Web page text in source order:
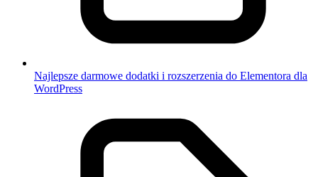
Najlepsze darmowe dodatki i rozszerzenia do Elementora dla
WordPress